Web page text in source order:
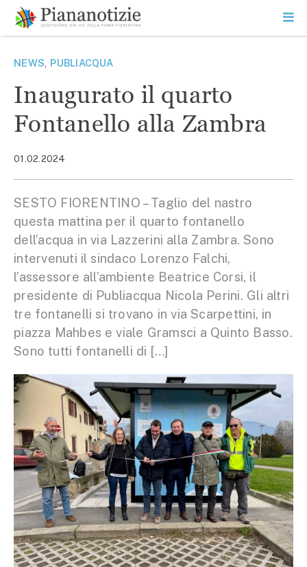
contenuto
SEARCH
NEWS PUBLIACQUA
Inaugurato il quarto
Fontanello alla Zambra
01.02.2024
SESTO FIORENTINO – Taglio del nastro
questa mattina per il quarto fontanello
dell’acqua in via Lazzerini alla Zambra. Sono
intervenuti il sindaco Lorenzo Falchi,
l’assessore all’ambiente Beatrice Corsi, il
presidente di Publiacqua Nicola Perini. Gli altri
tre fontanelli si trovano in via Scarpettini, in
piazza Mahbes e viale Gramsci a Quinto Basso.
Sono tutti fontanelli di […]